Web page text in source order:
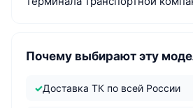
Почему выбирают эту
Доставка ТК по всей России